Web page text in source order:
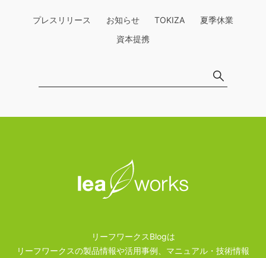
プレスリリース お知らせ TOKIZA
夏季休業
資本提携
リーフワークスBlogは
リーフワークスの製品情報や活用事例、マニュアル・技術情報